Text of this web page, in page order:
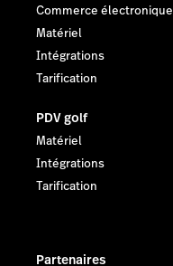
Commerce électronique
Matériel
Intégrations
Tarification
PDV golf
Matériel
Intégrations
Tarification
Partenaires